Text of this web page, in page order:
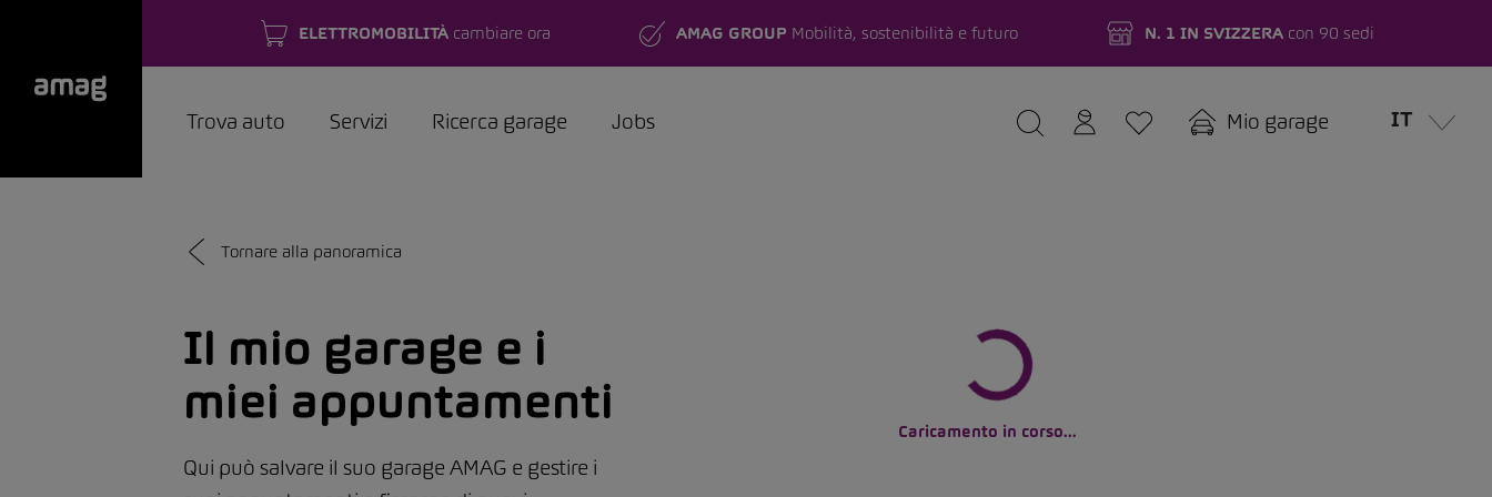
ELETTROMOBILITÀcambiare ora AMAG GROUP Mobilità, sostenibilità e futuro N. 1 IN SVIZZERAcon 90 sedi
Trova auto Servizi Ricerca garage Jobs Mio garage IT
Tornare alla panoramica
Il mio garage e i
miei appuntamenti
Qui può salvare il suo garage AMAG e gestire i
Caricamento in corso...
Appuntamenti fissati online
Al momento, non ha alcun appuntamento fissato online.